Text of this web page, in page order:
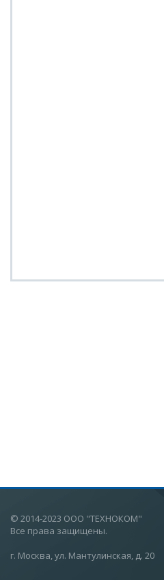
© 2014-2023 ООО "ТЕХНОКОМ"
Все права защищены.
г. Москва, ул. Мантулинская, д. 20